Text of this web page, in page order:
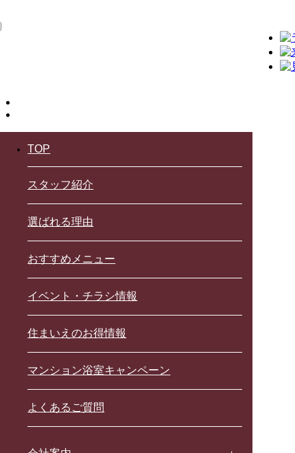
TOP
スタッフ紹介
選ばれる理由
おすすめメニュー
イベント・チラシ情報
住まいえのお得情報
マンション浴室キャンペーン
よくあるご質問